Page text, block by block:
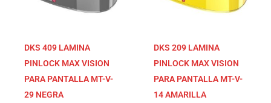
DKS 409 LAMINA
PINLOCK MAX VISION
PARA PANTALLA MT-V-
29 NEGRA
DKS 209 LAMINA
PINLOCK MAX VISION
PARA PANTALLA MT-V-
14 AMARILLA